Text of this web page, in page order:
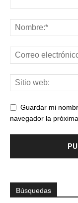
Guardar mi
navegador la
Búsquedas